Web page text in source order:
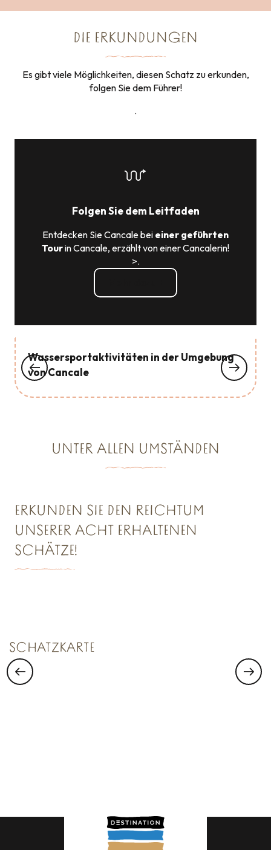
DIE ERKUNDUNGEN
Es gibt viele Möglichkeiten, diesen Schatz zu erkunden,
folgen Sie dem Führer!
.
Folgen Sie dem Leitfaden
Entdecken Sie Cancale bei einer geführten
Tourin Cancale, erzählt von einer Cancalerin!
>.
Wassersportaktivitäten in der Umgebung
von Cancale
UNTER ALLEN UMSTÄNDEN
ERKUNDEN SIE DEN REICHTUM
UNSERER ACHT ERHALTENEN
SCHÄTZE!
SCHATZKARTE